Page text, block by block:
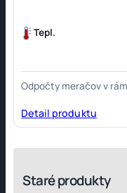
Tepl.
Odpočty meračov v
Detail produktu
Staré produkty